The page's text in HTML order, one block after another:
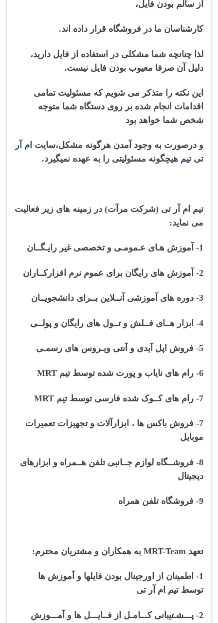
از سالم بودن فایل،
کارشناسان ما در فروشگاه قرار داده اند.
لذا چنانچه شما مشکلی در استفاده از فایل دارید،
دلیل آن صرفا معیوب بودن فایل نیست.
این نکته را متذکر می شویم که مسئولیت تمامی
اقدامات انجام شده بر روی دستگاه شما متوجه
شخص شما خواهد بود
و درصورت به وجود آمدن هرگونه مشکل،سایت ام آر
تی تیم هیچگونه مسئولیتی را به عهده نمیگیرد.
تیم ام آر تی (شرکت مرآت) در زمینه های زیر فعالیت
می نماید:
1- آموزش هـای عـمومـی و تخصصی غیر رایـگــان
2- آموزش های رایگان برای عموم نرم افزارکــاران
3- دوره های آموزشی آنــلاین بــرای دانشجویــان
4- ابزار هــای فــلش و تــول های رایگان و پولــی
5- فروش اپل آیدی و آنتی ویـروس های رسمـی
6- رام های نایاب و پورت شده توسط تیم MRT
7- رام های کــوک شده فارسی توسط تیم MRT
7- فروش باکس ها ، ابزارآلات و تجهیزات تعمیرات
موبایل
8- فروشــگاه لوازم جــانبی تلفن هــمراه و ابزارهای
دیجیتال
9- فروشگاه تلفن همراه
تعهد M RT-Team به همکاران و مشتریان محترم:
1- اطمینان از اورجینال بودن فایلها و آموزش ها
توسط تیم ام آر تی
2- پـــشـتیبانی کـــامـل از فــایـــل ها و آمـــوزش